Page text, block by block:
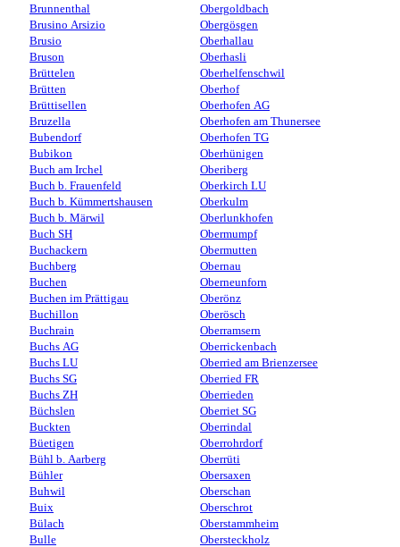
Brunnenthal
Brusino Arsizio
Brusio
Bruson
Brüttelen
Brütten
Brüttisellen
Bruzella
Bubendorf
Bubikon
Buch am Irchel
Buch b. Frauenfeld
Buch b. Kümmertshausen
Buch b. Märwil
Buch SH
Buchackern
Buchberg
Buchen
Buchen im Prättigau
Buchillon
Buchrain
Buchs AG
Buchs LU
Buchs SG
Buchs ZH
Büchslen
Buckten
Büetigen
Bühl b. Aarberg
Bühler
Buhwil
Buix
Bülach
Bulle
Obergoldbach
Obergösgen
Oberhallau
Oberhasli
Oberhelfenschwil
Oberhof
Oberhofen AG
Oberhofen am Thunersee
Oberhofen TG
Oberhünigen
Oberiberg
Oberkirch LU
Oberkulm
Oberlunkhofen
Obermumpf
Obermutten
Obernau
Oberneunforn
Oberönz
Oberösch
Oberramsern
Oberrickenbach
Oberried am Brienzersee
Oberried FR
Oberrieden
Oberriet SG
Oberrindal
Oberrohrdorf
Oberrüti
Obersaxen
Oberschan
Oberschrot
Oberstammheim
Obersteckholz